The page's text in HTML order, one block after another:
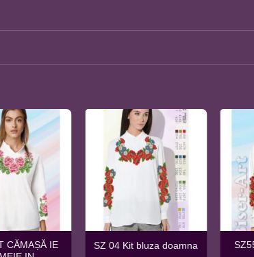
CĂMAȘĂ IE
SZ 04 Kit bluza doamna